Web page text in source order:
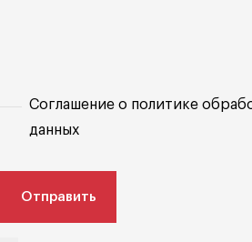
Соглашение о политике
данных